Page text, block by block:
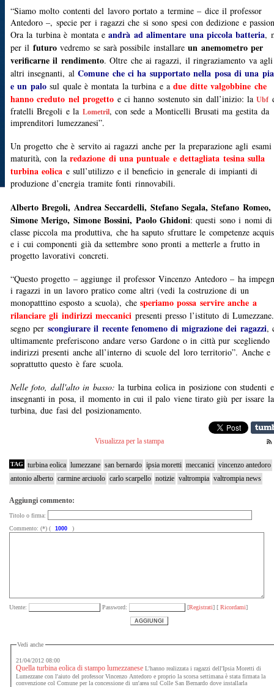
“Siamo molto contenti del lavoro portato a termine – dice il professor
Antedoro –, specie per i ragazzi che si sono spesi con dedizione e
Ora la turbina è montata eandrà ad alimentare una piccola batteria,
per il futurovedremo se sarà possibile installareun anemometro per
verificarne il rendimento. Oltre che ai ragazzi, il ringraziamento va agli
altri insegnanti, alComune che ci ha supportato nella posa di una
e un palosul quale è montata la turbina e adue ditte valgobbine che
hanno creduto nel progetto e ci hanno sostenuto sin dall’inizio: laUbf
fratelli Bregoli e la Lometril, con sede a Monticelli Brusati ma gestita da
imprenditori lumezzanesi”.
Un progetto che è servito ai ragazzi anche per la preparazione agli
maturità, con laredazione di una puntuale e dettagliata tesina sulla
turbina eolica e sull’utilizzo e il beneficio in generale di impianti di
produzione d’energia tramite fonti rinnovabili.
Alberto Bregoli, Andrea Seccardelli, Stefano Segala, Stefano Romeo,
Simone Merigo, Simone Bossini, Paolo Ghidoni: questi sono i nomi di
classe piccola ma produttiva, che ha saputo sfruttare le competenze
e i cui componenti già da settembre sono pronti a metterle a frutto in
progetto lavorativi concreti.
“Questo progetto – aggiunge il professor Vincenzo Antedoro – ha
i ragazzi in un lavoro pratico come altri (vedi la costruzione di un
monopatttino esposto a scuola), che speriamo possa servire anche a
rilanciare gli indirizzi meccanici presenti presso l’istituto di
segno per scongiurare il recente fenomeno di migrazione dei ragazzi,
ultimamente preferiscono andare verso Gardone o in città pur scegliendo
indirizzi presenti anche all’interno di scuole del loro territorio”. Anche e
soprattutto questo è fare scuola.
Nelle foto, dall'alto in basso: la turbina eolica in posizione con studenti e
insegnanti in posa, il momento in cui il palo viene tirato giù per issare la
turbina, due fasi del posizionamento.
Visualizza per la stampa
TAG turbina eolica lumezzane san bernardo ipsia moretti meccanici vincenzo antedoro
antonio alberto carmine arciuolo carlo scarpello notizie valtrompia valtrompia news
Aggiungi commento:
Titolo o firma:
Commento: (*) (
)
Utente: Password: [Registrati] [ Ricordami]
Vedi anche
21/04/2012 08:00
Quella turbina eolica di stampo lumezzanese L'hanno realizzata i ragazzi dell'Ipsia Moretti di
Lumezzane con l'aiuto del professor Vincenzo Antedoro e proprio la scorsa settimana è stata firmata la
convenzione col Comune per la concessione di un'area sul Colle San Bernardo dove installarla